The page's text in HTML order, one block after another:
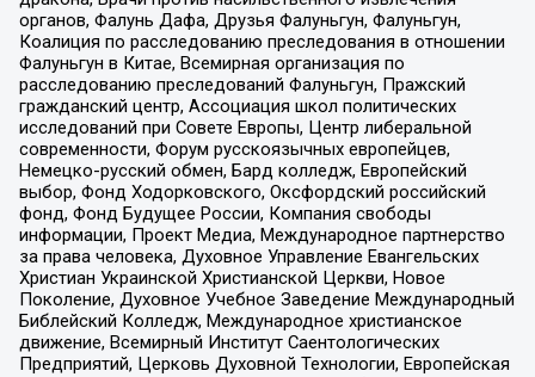
органов, Фалунь Дафа, Друзья Фалуньгун, Фалуньгун,
Коалиция по расследованию преследования в отношении
Фалуньгун в Китае, Всемирная организация по
расследованию преследований Фалуньгун, Пражский
гражданский центр, Ассоциация школ политических
исследований при Совете Европы, Центр либеральной
современности, Форум русскоязычных европейцев,
Немецко-русский обмен, Бард колледж, Европейский
выбор, Фонд Ходорковского, Оксфордский российский
фонд, Фонд Будущее России, Компания свободы
информации, Проект Медиа, Международное партнерство
за права человека, Духовное Управление Евангельских
Христиан Украинской Христианской Церкви, Новое
Поколение, Духовное Учебное Заведение Международный
Библейский Колледж, Международное христианское
движение, Всемирный Институт Саентологических
Предприятий, Церковь Духовной Технологии, Европейская